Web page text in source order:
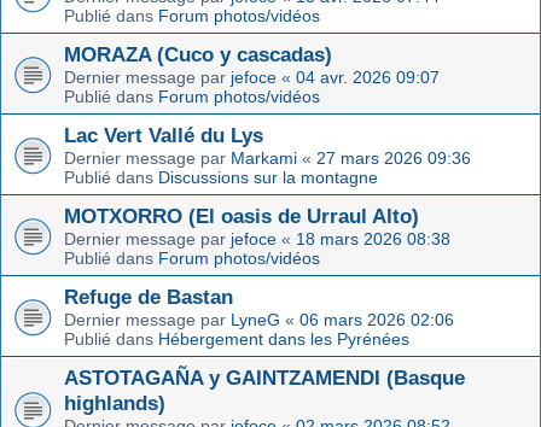
Publié dans Forum photos/vidéos
MORAZA (Cuco y cascadas)
Dernier message par jefoce « 04 avr. 2026 09:07
Publié dans Forum photos/vidéos
Lac Vert Vallé du Lys
Dernier message par Markami « 27 mars 2026 09:36
Publié dans Discussions sur la montagne
MOTXORRO (El oasis de Urraul Alto)
Dernier message par jefoce « 18 mars 2026 08:38
Publié dans Forum photos/vidéos
Refuge de Bastan
Dernier message par LyneG « 06 mars 2026 02:06
Publié dans Hébergement dans les Pyrénées
ASTOTAGAÑA y GAINTZAMENDI (Basque
highlands)